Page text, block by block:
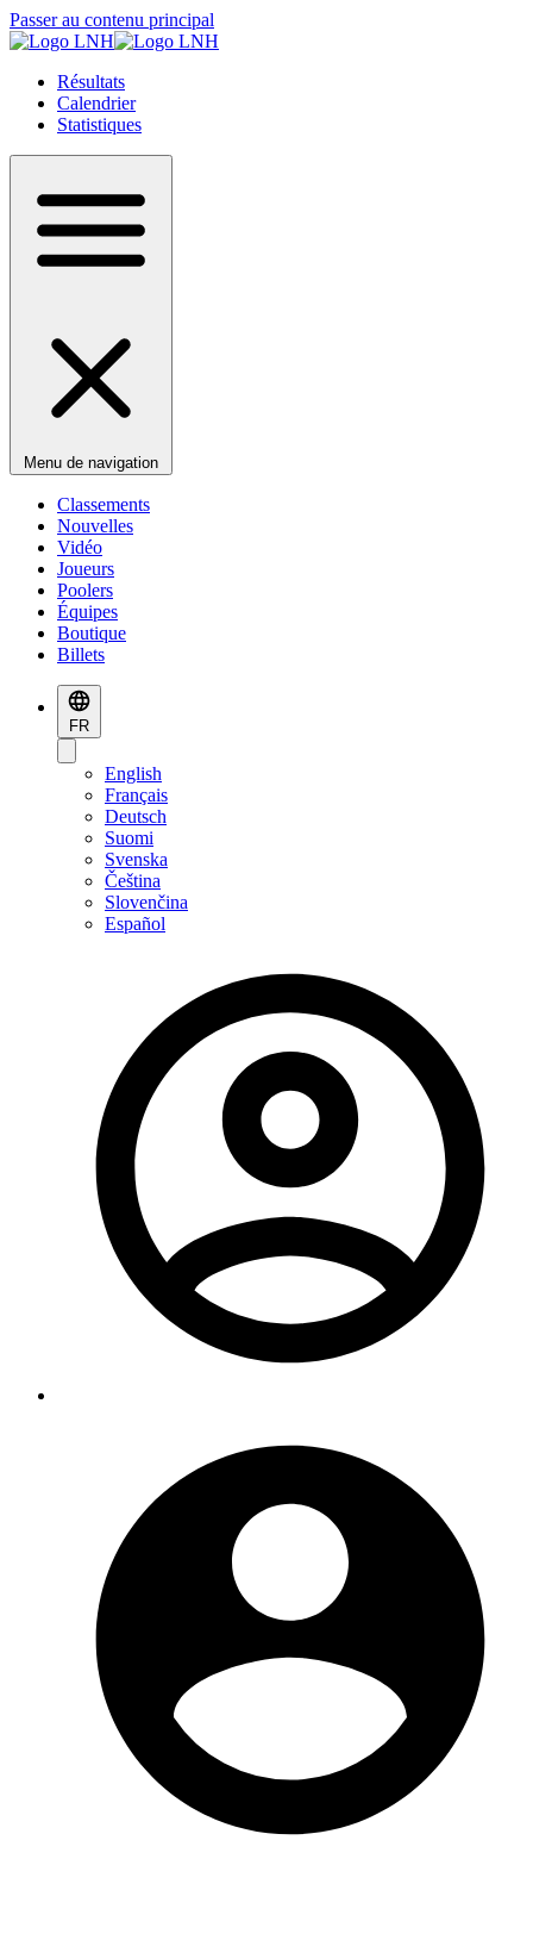
Passer au contenu principal
Résultats
Calendrier
Statistiques
Menu de navigation
Classements
Nouvelles
Vidéo
Joueurs
Poolers
Équipes
Boutique
Billets
FR
English
Français
Deutsch
Suomi
Svenska
Čeština
Slovenčina
Español